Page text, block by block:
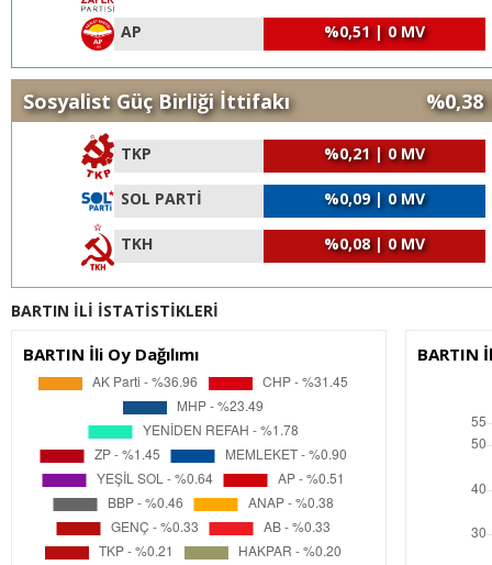
AP %0,51 | 0 MV
Sosyalist Güç Birliği İttifakı
TKP %0,21 | 0 MV
SOL PARTİ %0,09 | 0 MV
TKH %0,08 | 0 MV
BARTIN İLİ İSTATİSTİKLERİ
BARTIN İli Oy Dağılımı BARTIN